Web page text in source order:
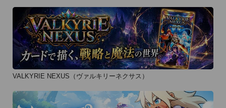
VALKYRIE NEXUS（ヴァルキリーネクサス）